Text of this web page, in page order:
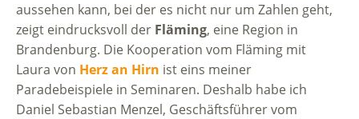
aussehen kann, bei der es nicht nur um Zahlen geht,
zeigt eindrucksvoll der Fläming, eine Region in
Brandenburg. Die Kooperation vom Fläming mit
Laura von Herz an Hirn ist eins meiner
Paradebeispiele in Seminaren. Deshalb habe ich
Daniel Sebastian Menzel, Geschäftsführer vom